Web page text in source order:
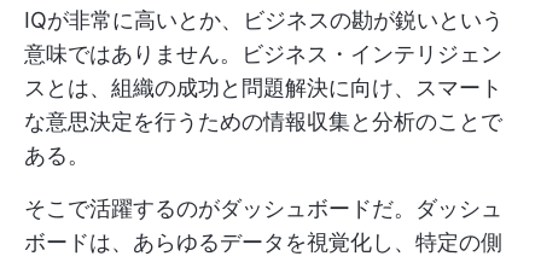
IQが非常に高いとか、ビジネスの勘が鋭いという
意味ではありません。ビジネス・インテリジェン
スとは、組織の成功と問題解決に向け、スマート
な意思決定を行うための情報収集と分析のことで
ある。
そこで活躍するのがダッシュボードだ。ダッシュ
ボードは、あらゆるデータを視覚化し、特定の側